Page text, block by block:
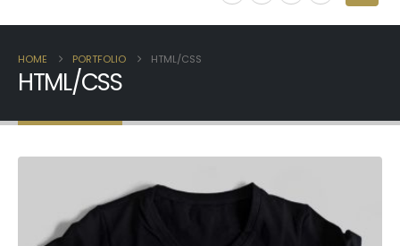
HOME PORTFOLIO HTML/CSS
HTML/CSS